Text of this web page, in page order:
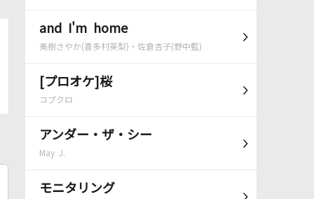
and I'm home
美樹さやか(喜多村英梨)・佐倉杏子(野中藍)
[プロオケ]桜
コブクロ
アンダー・ザ・シー
May J.
モニタリング